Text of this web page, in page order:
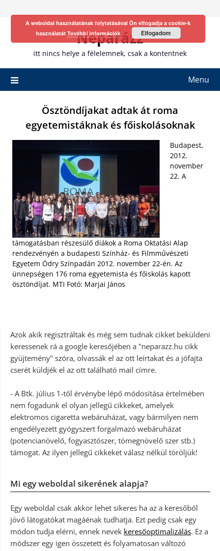
Neparázz
itt nincs helye a félelemnek, csak a kontentnek
Menu
Ösztöndíjakat adtak át roma
egyetemistáknak és főiskolásoknak
Budapest,
2012.
november
22. A
támogatásban részesülő diákok a Roma Oktatási Alap
rendezvényén a budapesti Színház- és Filmművészeti
Egyetem Ódry Színpadán 2012. november 22-én. Az
ünnepségen 176 roma egyetemista és főiskolás kapott
ösztöndíjat. MTI Fotó: Marjai János
Azok akik regisztráltak és még sem tudnak cikket beküldeni
keressenek rá a google keresőjében a "neparazz.hu cikk
gyüjtemény" szóra, olvassák el az ott leírtakat és a jófajta
cserét küldjék el az ott található mail címre.
- A Btk. július 1-től érvénybe lépő módosítása értelmében
nem fogadunk el olyan jellegű cikkeket, amelyek
elektromos cigaretta webáruházat, vagy bármilyen nem
engedélyezett gyógyszert forgalmazó webáruházat
(potencianövelő, fogyasztószer, tömegnövelő szer stb.)
támogat. Az ilyen jellegű cikkeket válasz nélkül töröljük!
Mi egy weboldal sikerének alapja?
Egy weboldal csak akkor lehet sikeres ha az a keresőből
jövő látogatókat magáénak tudhatja. Ezt pedig csak egy
módon tudja elérni, ennek nevek keresőoptimalizálás. Ez a
módszer egy igen összetett és folyamatosan változó
A weboldal használatának folytatásával Ön elfogadja a cookie-k
használatát További információk Elfogadom